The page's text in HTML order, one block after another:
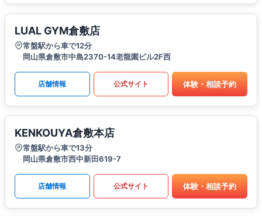
LUAL GYM倉敷店
常盤駅から車で12分
岡山県倉敷市中島2370-14老龍園ビル2F西
店舗情報 公式サイト 体験・相談予約
KENKOUYA倉敷本店
常盤駅から車で13分
岡山県倉敷市西中新田619-7
店舗情報 公式サイト 体験・相談予約